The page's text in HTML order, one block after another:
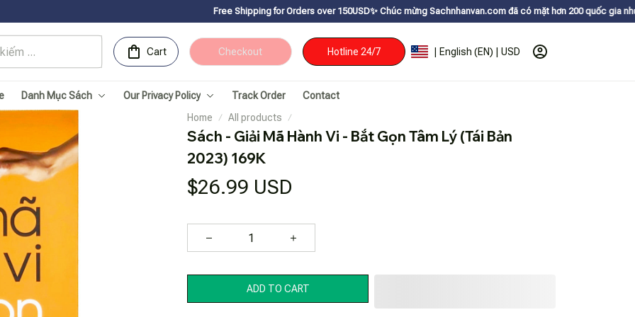
Free Shipping for Orders over 150USDㅤ✨ Chúc mừng Sachnhanvan.com đã có mặt hơn 200 quốc gia như Mỹ, Canada,
Cart Checkout Hotline 24/7 | English (EN) | USD
Danh Mục Sách Our Privacy Policy Track Order
Contact
Home
All products
Sách - Giải Mã Hành Vi - Bắt Gọn Tâm Lý (Tái Bản
2023) 169K
$26.99 USD
ADD TO CART